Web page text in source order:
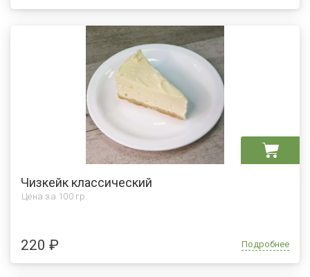
Чизкейк классический
Цена за 100 гр.
220 ₽ Подробнее